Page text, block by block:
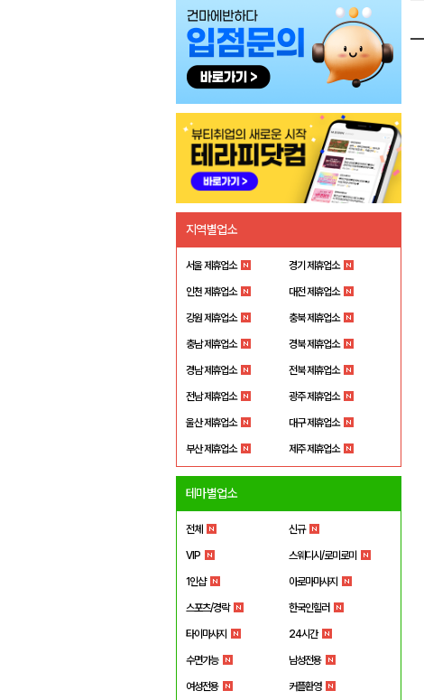
지역별업소
서울 제휴업소 경기 제휴업소
인천 제휴업소 대전 제휴업소
강원 제휴업소 충북 제휴업소
충남 제휴업소 경북 제휴업소
경남 제휴업소 전북 제휴업소
전남 제휴업소 광주 제휴업소
울산 제휴업소 대구 제휴업소
부산 제휴업소 제주 제휴업소
테마별업소
전체 신규
VIP 스웨디시/로미로미
1인샵 아로마마사지
스포츠/경락 한국인힐러
타이마사지 24시간
수면가능 남성전용
여성전용 커플환영